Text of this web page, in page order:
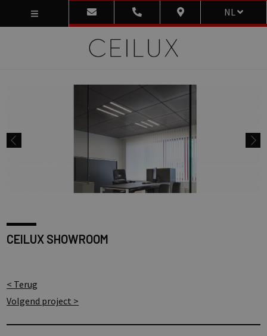
NL
CEILUX SHOWROOM
< Terug
Volgend project >